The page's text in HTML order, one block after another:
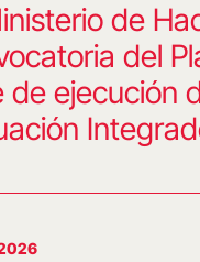
de
del
de ejecución